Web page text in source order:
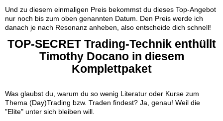
Und zu diesem einmaligen Preis bekommst du dieses Top-Angebot
nur noch bis zum oben genannten Datum. Den Preis werde ich
danach je nach Resonanz anheben, also entscheide dich schnell!
TOP-SECRET Trading-Technik enthüllt
Timothy Docano in diesem
Komplettpaket
Was glaubst du, warum du so wenig Literatur oder Kurse zum
Thema (Day)Trading bzw. Traden findest? Ja, genau! Weil die
"Elite" unter sich bleiben will.